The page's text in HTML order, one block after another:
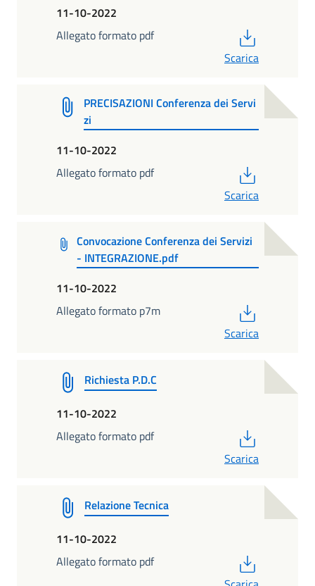
11-10-2022
Allegato formato pdf
Scarica
PRECISAZIONI Conferenza dei Servi
zi
11-10-2022
Allegato formato pdf
Scarica
Convocazione Conferenza dei Servizi
- INTEGRAZIONE.pdf
11-10-2022
Allegato formato p7m
Scarica
Richiesta P.D.C
11-10-2022
Allegato formato pdf
Scarica
Relazione Tecnica
11-10-2022
Allegato formato pdf